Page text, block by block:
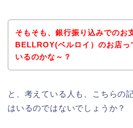
そもそも、銀行振り込みでのお
BELLROY(ベルロイ）のお店っ
いるのかな～？
と、考えている人も、こちらの
はいるのではないでしょうか？